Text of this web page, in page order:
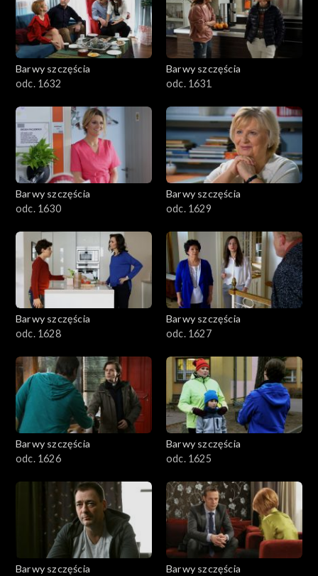
Barwy szczęścia
odc. 1632
Barwy szczęścia
odc. 1631
Barwy szczęścia
odc. 1630
Barwy szczęścia
odc. 1629
Barwy szczęścia
odc. 1628
Barwy szczęścia
odc. 1627
Barwy szczęścia
odc. 1626
Barwy szczęścia
odc. 1625
Barwy szczęścia
Barwy szczęścia